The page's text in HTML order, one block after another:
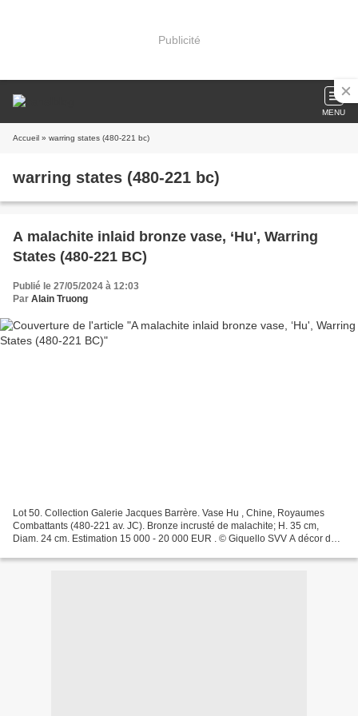
Publicité
MENU
Accueil » warring states (480-221 bc)
warring states (480-221 bc)
A malachite inlaid bronze vase, ‘Hu', Warring
States (480-221 BC)
Publié le 27/05/2024 à 12:03
Par Alain Truong
Lot 50. Collection Galerie Jacques Barrère. Vase Hu , Chine, Royaumes
Combattants (480-221 av. JC). Bronze incrusté de malachite; H. 35 cm,
Diam. 24 cm. Estimation 15 000 - 20 000 EUR . © Giquello SVV A décor de